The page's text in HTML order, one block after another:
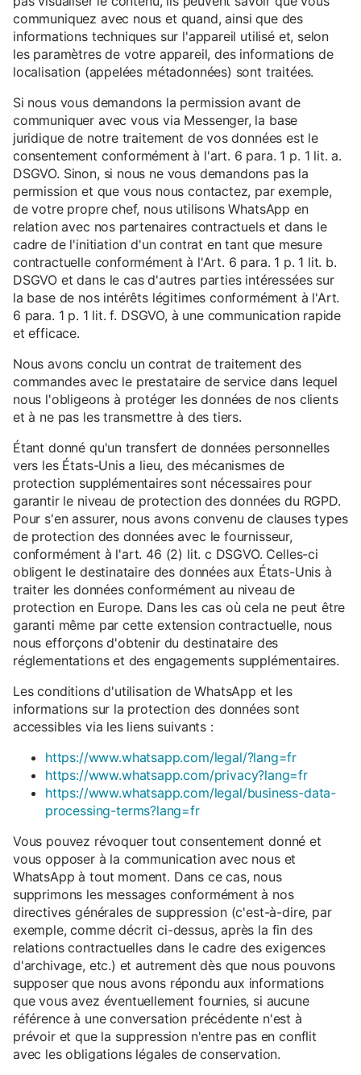
communiquez avec nous et quand, ainsi que des
informations techniques sur l'appareil utilisé et, selon
les paramètres de votre appareil, des informations de
localisation (appelées métadonnées) sont traitées.
Si nous vous demandons la permission avant de
communiquer avec vous via Messenger, la base
juridique de notre traitement de vos données est le
consentement conformément à l'art. 6 para. 1 p. 1 lit. a.
DSGVO. Sinon, si nous ne vous demandons pas la
permission et que vous nous contactez, par exemple,
de votre propre chef, nous utilisons WhatsApp en
relation avec nos partenaires contractuels et dans le
cadre de l'initiation d'un contrat en tant que mesure
contractuelle conformément à l'Art. 6 para. 1 p. 1 lit. b.
DSGVO et dans le cas d'autres parties intéressées sur
la base de nos intérêts légitimes conformément à l'Art.
6 para. 1 p. 1 lit. f. DSGVO, à une communication rapide
et efficace.
Nous avons conclu un contrat de traitement des
commandes avec le prestataire de service dans lequel
nous l'obligeons à protéger les données de nos clients
et à ne pas les transmettre à des tiers.
Étant donné qu'un transfert de données personnelles
vers les États-Unis a lieu, des mécanismes de
protection supplémentaires sont nécessaires pour
garantir le niveau de protection des données du RGPD.
Pour s'en assurer, nous avons convenu de clauses types
de protection des données avec le fournisseur,
conformément à l'art. 46 (2) lit. c DSGVO. Celles-ci
obligent le destinataire des données aux États-Unis à
traiter les données conformément au niveau de
protection en Europe. Dans les cas où cela ne peut être
garanti même par cette extension contractuelle, nous
nous efforçons d'obtenir du destinataire des
réglementations et des engagements supplémentaires.
Les conditions d'utilisation de WhatsApp et les
informations sur la protection des données sont
accessibles via les liens suivants :
https://www.whatsapp.com/legal/?lang=fr
https://www.whatsapp.com/privacy?lang=fr
https://www.whatsapp.com/legal/business-data-
processing-terms?lang=fr
Vous pouvez révoquer tout consentement donné et
vous opposer à la communication avec nous et
WhatsApp à tout moment. Dans ce cas, nous
supprimons les messages conformément à nos
directives générales de suppression (c'est-à-dire, par
exemple, comme décrit ci-dessus, après la fin des
relations contractuelles dans le cadre des exigences
d'archivage, etc.) et autrement dès que nous pouvons
supposer que nous avons répondu aux informations
que vous avez éventuellement fournies, si aucune
référence à une conversation précédente n'est à
prévoir et que la suppression n'entre pas en conflit
avec les obligations légales de conservation.